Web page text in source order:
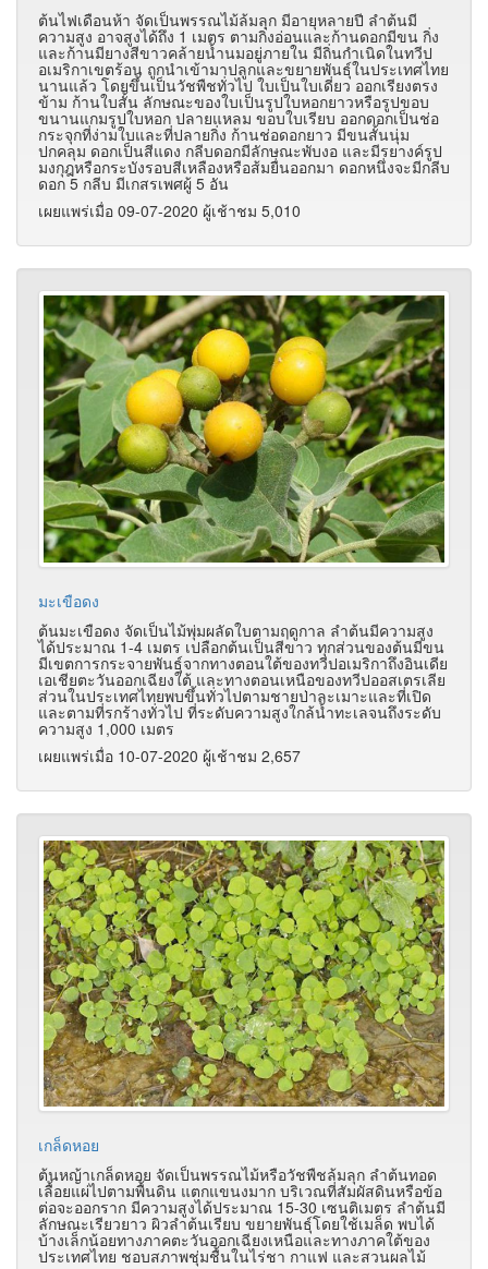
ต้นไฟเดือนห้า จัดเป็นพรรณไม้ล้มลุก มีอายุหลายปี ลำต้นมี
ความสูง อาจสูงได้ถึง 1 เมตร ตามกิ่งอ่อนและก้านดอกมีขน กิ่ง
และก้านมียางสีขาวคล้ายน้ำนมอยู่ภายใน มีถิ่นกำเนิดในทวีป
อเมริกาเขตร้อน ถูกนำเข้ามาปลูกและขยายพันธุ์ในประเทศไทย
นานแล้ว โดยขึ้นเป็นวัชพืชทั่วไป ใบเป็นใบเดี่ยว ออกเรียงตรง
ข้าม ก้านใบสั้น ลักษณะของใบเป็นรูปใบหอกยาวหรือรูปขอบ
ขนานแกมรูปใบหอก ปลายแหลม ขอบใบเรียบ ออกดอกเป็นช่อ
กระจุกที่ง่ามใบและที่ปลายกิ่ง ก้านช่อดอกยาว มีขนสั้นนุ่ม
ปกคลุม ดอกเป็นสีแดง กลีบดอกมีลักษณะพับงอ และมีรยางค์รูป
มงกุฎหรือกระบังรอบสีเหลืองหรือส้มยื่นออกมา ดอกหนึ่งจะมีกลีบ
ดอก 5 กลีบ มีเกสรเพศผู้ 5 อัน
เผยแพร่เมื่อ 09-07-2020 ผู้เช้าชม 5,010
มะเขือดง
ต้นมะเขือดง จัดเป็นไม้พุ่มผลัดใบตามฤดูกาล ลำต้นมีความสูง
ได้ประมาณ 1-4 เมตร เปลือกต้นเป็นสีขาว ทุกส่วนของต้นมีขน
มีเขตการกระจายพันธุ์จากทางตอนใต้ของทวีปอเมริกาถึงอินเดีย
เอเชียตะวันออกเฉียงใต้ และทางตอนเหนือของทวีปออสเตรเลีย
ส่วนในประเทศไทยพบขึ้นทั่วไปตามชายป่าละเมาะและที่เปิด
และตามที่รกร้างทั่วไป ที่ระดับความสูงใกล้น้ำทะเลจนถึงระดับ
ความสูง 1,000 เมตร
เผยแพร่เมื่อ 10-07-2020 ผู้เช้าชม 2,657
เกล็ดหอย
ต้นหญ้าเกล็ดหอย จัดเป็นพรรณไม้หรือวัชพืชล้มลุก ลำต้นทอด
เลื้อยแผ่ไปตามพื้นดิน แตกแขนงมาก บริเวณที่สัมผัสดินหรือข้อ
ต่อจะออกราก มีความสูงได้ประมาณ 15-30 เซนติเมตร ลำต้นมี
ลักษณะเรียวยาว ผิวลำต้นเรียบ ขยายพันธุ์โดยใช้เมล็ด พบได้
บ้างเล็กน้อยทางภาคตะวันออกเฉียงเหนือและทางภาคใต้ของ
ประเทศไทย ชอบสภาพชุ่มชื้นในไร่ชา กาแฟ และสวนผลไม้